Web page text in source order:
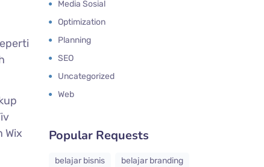
Wix
Media Sosial
Optimization
Planning
SEO
Uncategorized
Web
Popular Requests
belajar bisnis
belajar branding